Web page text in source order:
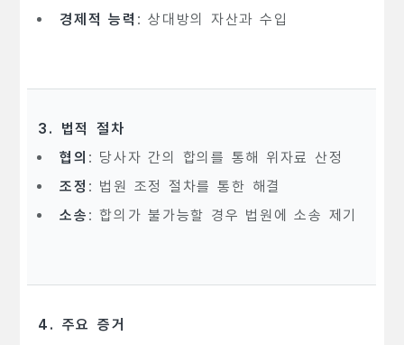
경제적 능력 : 상대방의 자산과 수입
3. 법적 절차
협의 : 당사자 간의 합의를 통해 위자료 산정
조정 : 법원 조정 절차를 통한 해결
소송 : 합의가 불가능할 경우 법원에 소송 제기
4. 주요 증거